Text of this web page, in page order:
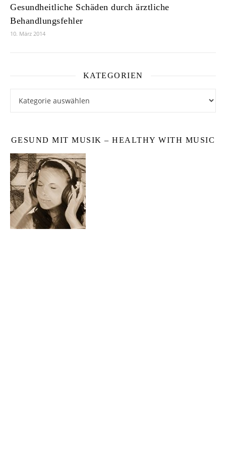
Gesundheitliche Schäden durch ärztliche
Behandlungsfehler
10. März 2014
KATEGORIEN
GESUND MIT MUSIK – HEALTHY WITH MUSIC